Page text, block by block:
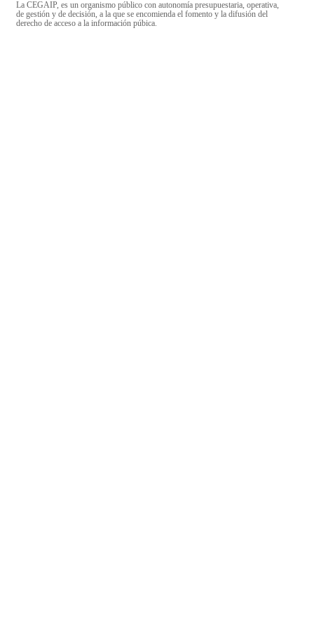
La CEGAIP, es un organismo público con autonomía presupuestaria, operativa,
de gestión y de decisión, a la que se encomienda el fomento y la difusión del
derecho de acceso a la información púbica.